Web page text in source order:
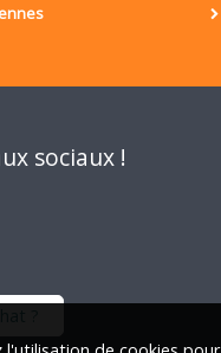
sociaux !